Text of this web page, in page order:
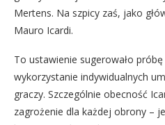
Mertens. Na szpicy zaś, jako
Mauro Icardi.
To ustawienie sugerowało
wykorzystanie indywidualnych
graczy. Szczególnie obecność
zagrożenie dla każdej obrony –